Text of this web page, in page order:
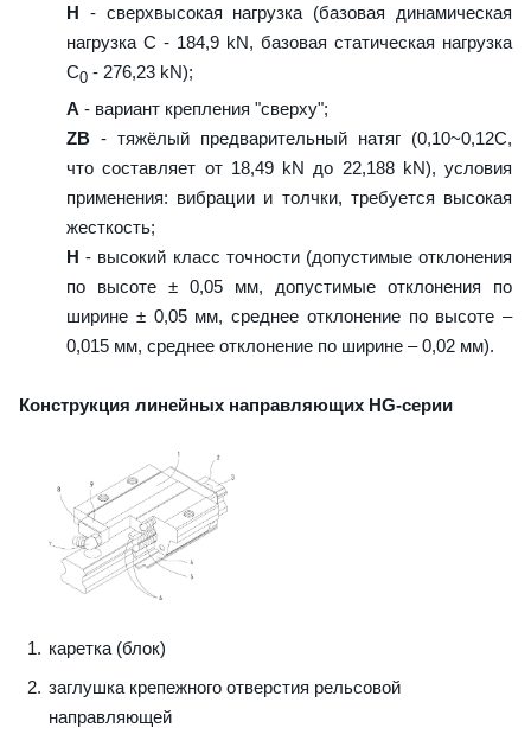
H - сверхвысокая нагрузка (базовая динамическая
нагрузка C - 184,9 kN, базовая статическая нагрузка
С0 - 276,23 kN);
A - вариант крепления "сверху";
ZB - тяжёлый предварительный натяг (0,10~0,12C,
что составляет от 18,49 kN до 22,188 kN), условия
применения: вибрации и толчки, требуется высокая
жесткость;
H - высокий класс точности (допустимые отклонения
по высоте ± 0,05 мм, допустимые отклонения по
ширине ± 0,05 мм, среднее отклонение по высоте –
0,015 мм, среднее отклонение по ширине – 0,02 мм).
Конструкция линейных направляющих HG-серии
каретка (блок)
заглушка крепежного отверстия рельсовой
направляющей